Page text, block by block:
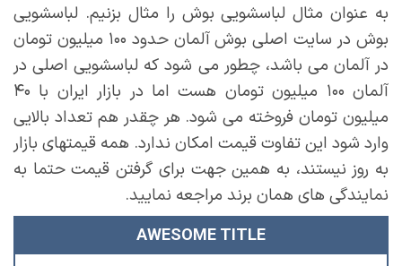
به عنوان مثال لباسشویی بوش را مثال بزنیم. لباسشویی
بوش در سایت اصلی بوش آلمان حدود ۱۰۰ میلیون تومان
در آلمان می باشد، چطور می شود که لباسشویی اصلی در
آلمان ۱۰۰ میلیون تومان هست اما در بازار ایران با ۴۰
میلیون تومان فروخته می شود. هر چقدر هم تعداد بالایی
وارد شود این تفاوت قیمت امکان ندارد. همه قیمتهای بازار
به روز نیستند، به همین جهت برای گرفتن قیمت حتما به
نمایندگی های همان برند مراجعه نمایید.
AWESOME TITLE